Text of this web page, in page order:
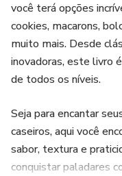
você terá opções
cookies, macarons,
muito mais. Desde
inovadoras, este livro
de todos os níveis.
Seja para encantar
caseiros, aqui você
sabor, textura e
conquistar paladares